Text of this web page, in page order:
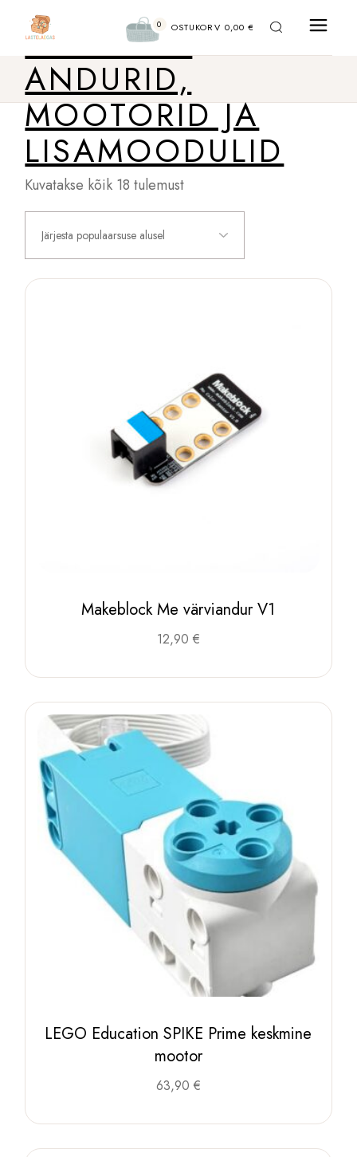
0 OSTUKORV 0,00€
ROBOTITE
ANDURID,
MOOTORID JA
LISAMOODULID
Kuvatakse kõik 18 tulemustSorteeritud
järgi
Järjesta populaarsuse alusel
Makeblock Me värviandur V1
12,90 €
LEGO Education SPIKE Prime keskmine
mootor
63,90 €